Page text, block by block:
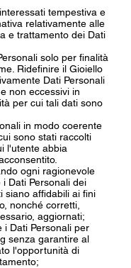
tempestiva e
relativamente alle
e trattamento dei Dati
solo per finalità
Ridefinire il Gioiello
Dati Personali
non eccessivi in
per cui tali dati sono
in modo coerente
sono stati raccolti
l'utente abbia
ogni ragionevole
Dati Personali dei
siano affidabili ai fini
nonché corretti,
aggiornati;
i Dati Personali per
senza garantire al
l'opportunità di